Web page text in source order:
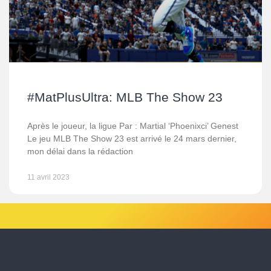
#MatPlusUltra: MLB The Show 23
Après le joueur, la ligue Par : Martial ‘Phoenixci’ Genest
Le jeu MLB The Show 23 est arrivé le 24 mars dernier,
mon délai dans la rédaction
11 avril 2023